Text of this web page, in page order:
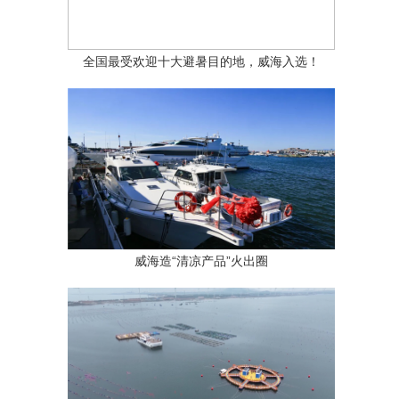
全国最受欢迎十大避暑目的地，威海入选！
威海造“清凉产品”火出圈